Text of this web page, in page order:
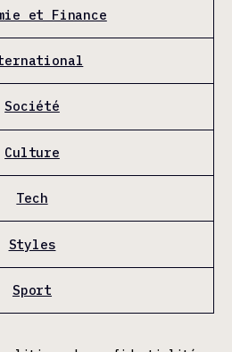
et Finance
Société
Culture
Tech
Styles
Sport